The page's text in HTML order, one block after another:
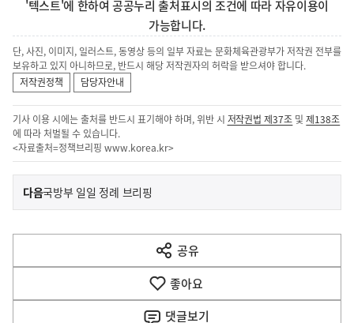
'텍스트'에 한하여 공공누리 출처표시의 조건에 따라 자유이용이
가능합니다.
단, 사진, 이미지, 일러스트, 동영상 등의 일부 자료는 문화체육관광부가 저작권 전부를
보유하고 있지 아니하므로, 반드시 해당 저작권자의 허락을 받으셔야 합니다.
저작권정책
담당자안내
기사 이용 시에는 출처를 반드시 표기해야 하며, 위반 시 저작권법 제37조 및제138조
에 따라 처벌될 수 있습니다.
<자료출처=정책브리핑 www.korea.kr>
이
전
다
음
다음기
국방부 일일 정례 브리핑
공유
열
기
좋아요
댓글보기